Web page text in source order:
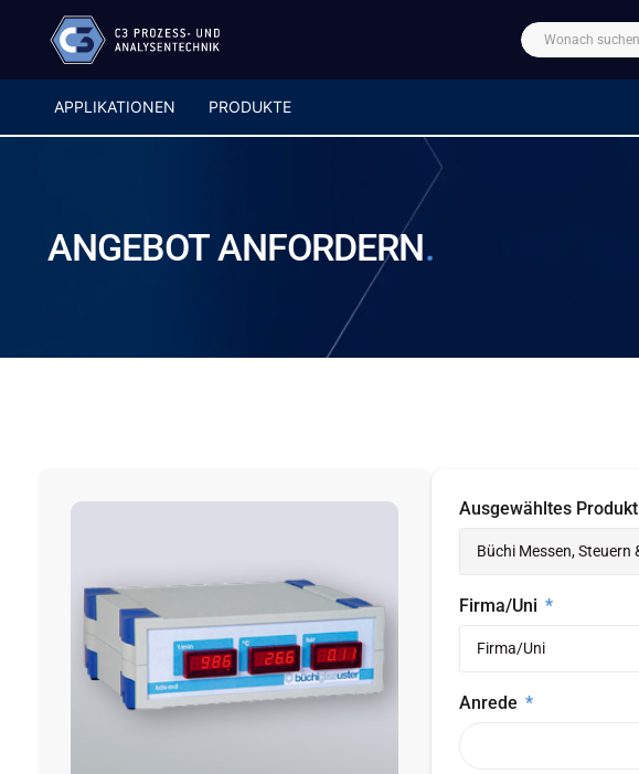
APPLIKATIONEN PRODUKTE
ANGEBOTANFORDERN.
Ausgewähltes Produkt
Firma/Uni
Anrede